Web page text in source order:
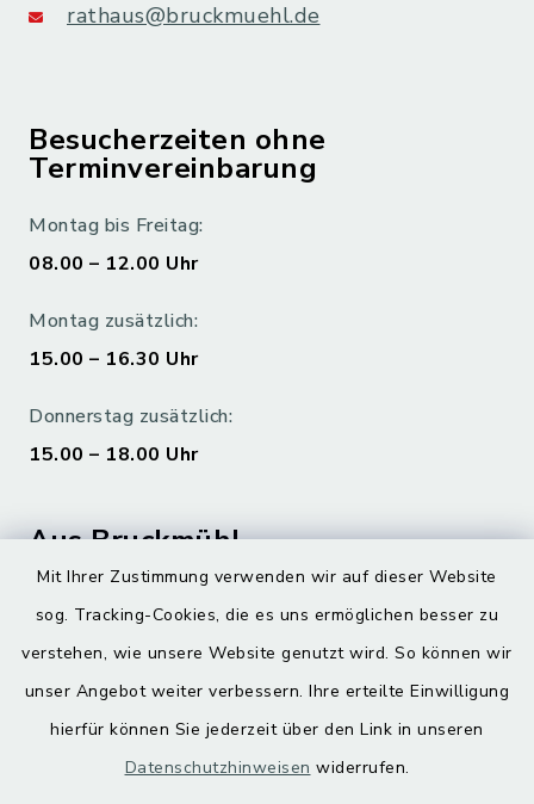
Mit Ihrer Zustimmung verwenden wir auf dieser Website
sog. Tracking-Cookies, die es uns ermöglichen besser zu
verstehen, wie unsere Website genutzt wird. So können wir
unser Angebot weiter verbessern. Ihre erteilte Einwilligung
hierfür können Sie jederzeit über den Link in unseren
Datenschutzhinweisen widerrufen.
rathaus@bruckmuehl.de
Besucherzeiten ohne
Terminvereinbarung
Montag bis Freitag:
08.00 – 12.00 Uhr
Montag zusätzlich:
15.00 – 16.30 Uhr
Donnerstag zusätzlich:
15.00 – 18.00 Uhr
Aus Bruckmühl
Digitaler Ortsplan